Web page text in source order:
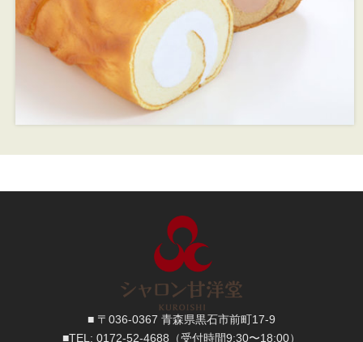
■ 〒036-0367 青森県黒石市前町17-9
■TEL: 0172-52-4688 （受付時間9:30〜18:00）